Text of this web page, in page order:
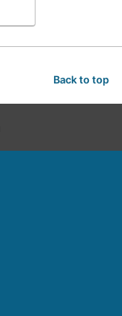
Back to top